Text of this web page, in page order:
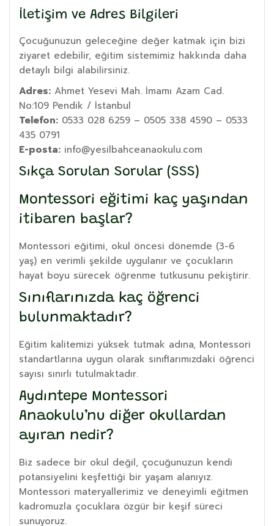
İletişim ve Adres Bilgileri
Çocuğunuzun geleceğine değer katmak için bizi
ziyaret edebilir, eğitim sistemimiz hakkında daha
detaylı bilgi alabilirsiniz.
Adres: Ahmet Yesevi Mah. İmamı Azam Cad.
No:109 Pendik / İstanbul
Telefon: 0533 028 6259 – 0505 338 4590 – 0533
435 0791
E-posta: info@yesilbahceanaokulu.com
Sıkça Sorulan Sorular (SSS)
Montessori eğitimi kaç yaşından
itibaren başlar?
Montessori eğitimi, okul öncesi dönemde (3-6
yaş) en verimli şekilde uygulanır ve çocukların
hayat boyu sürecek öğrenme tutkusunu pekiştirir.
Sınıflarınızda kaç öğrenci
bulunmaktadır?
Eğitim kalitemizi yüksek tutmak adına, Montessori
standartlarına uygun olarak sınıflarımızdaki öğrenci
sayısı sınırlı tutulmaktadır.
Aydıntepe Montessori
Anaokulu’nu diğer okullardan
ayıran nedir?
Biz sadece bir okul değil, çocuğunuzun kendi
potansiyelini keşfettiği bir yaşam alanıyız.
Montessori materyallerimiz ve deneyimli eğitmen
kadromuzla çocuklara özgür bir keşif süreci
sunuyoruz.